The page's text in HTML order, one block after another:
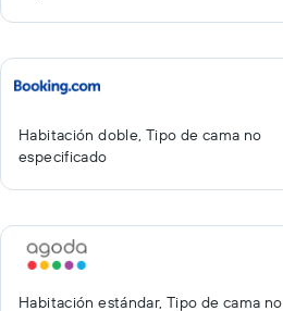
Habitación doble, Tipo de cama no
especificado
Habitación estándar, Tipo de cama no